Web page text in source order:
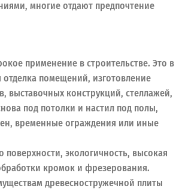
многие отдают предпочтение
применение в строительстве. Это в
помещений, изготовление
выставочных конструкций, стеллажей,
под потолки и настил под полы,
временные ограждения или иные
поверхности, экологичность, высокая
кромок и фрезерования.
древесностружечной плиты